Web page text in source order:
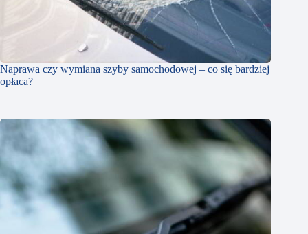
Naprawa czy wymiana szyby samochodowej – co się bardziej
opłaca?